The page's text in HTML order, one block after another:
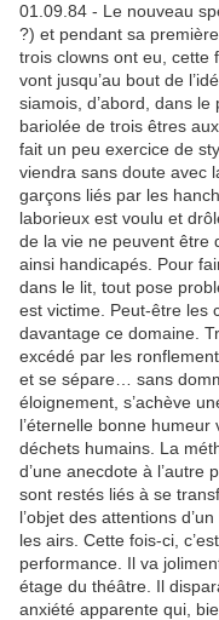
01.09.84 - Le nouveau
?) et pendant sa
trois clowns ont eu, cette
vont jusqu’au bout de
siamois, d’abord, dans
bariolée de trois êtres
fait un peu exercice de
viendra sans doute avec
garçons liés par les
laborieux est voulu et
de la vie ne peuvent être
ainsi handicapés. Pour
dans le lit, tout pose
est victime. Peut-être les
davantage ce domaine.
excédé par les
et se sépare… sans
éloignement, s’achève
l’éternelle bonne humeur
déchets humains. La
d’une anecdote à l’autre
sont restés liés à se
l’objet des attentions
les airs. Cette fois-ci,
performance. Il va
étage du théâtre. Il
anxiété apparente qui,